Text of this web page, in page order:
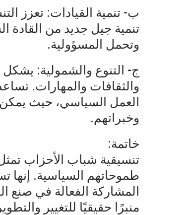
ب- تنمية القيادات: تعزز
تنمية جيل جديد من القادة
وتحمل المسؤولية.
ج- التنوع والشمولية:
والثقافات والمهارات.
العمل السياسي، حيث
وخبراتهم.
خاتمة:
تنسيقية شباب الأحزاب
طموحاتهم السياسية.
المشاركة الفعالة في صنع
منبرًا حقيقيًا للتغيير